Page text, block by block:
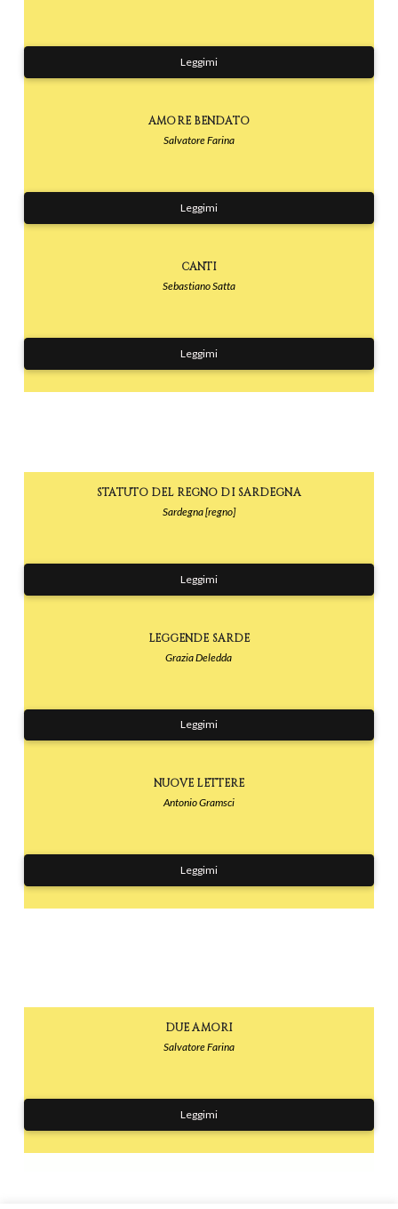
Leggimi
AMORE BENDATO
Salvatore Farina
Leggimi
CANTI
Sebastiano Satta
Leggimi
STATUTO DEL REGNO DI SARDEGNA
Sardegna [regno]
Leggimi
LEGGENDE SARDE
Grazia Deledda
Leggimi
NUOVE LETTERE
Antonio Gramsci
Leggimi
DUE AMORI
Salvatore Farina
Leggimi